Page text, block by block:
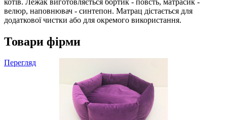
велюр, наповнювач - синтепон. Матрац дістається для
додаткової чистки або для окремого використання.
Товари фірми
Перегляд